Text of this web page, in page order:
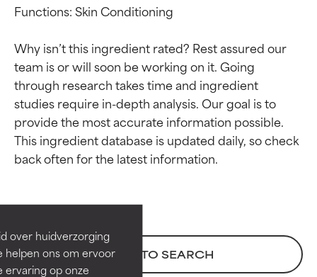
over huidverzorging
helpen ons om ervoor
ervaring op onze
Functions: Skin Conditioning
Why isn’t this ingredient rated? Rest assured our
team is or will soon be working on it. Going
through research takes time and ingredient
studies require in-depth analysis. Our goal is to
provide the most accurate information possible.
This ingredient database is updated daily, so check
BACK TO SEARCH
Beoordelingen van
Bewezen en ondersteund door
onafhankelijk onderzoek.
Uitstekend actief ingrediënt
Beoordelingen van
Bewezen en ondersteund door
onafhankelijk onderzoek.
Uitstekend actief ingrediënt